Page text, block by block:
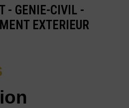
- GENIE-CIVIL -
EXTERIEUR